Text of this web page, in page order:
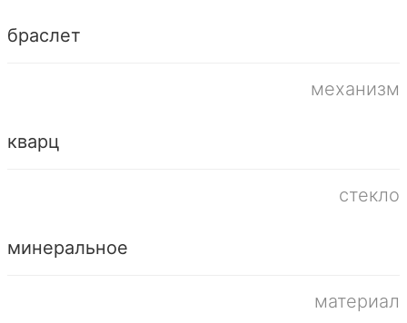
браслет
механизм
кварц
стекло
минеральное
материал